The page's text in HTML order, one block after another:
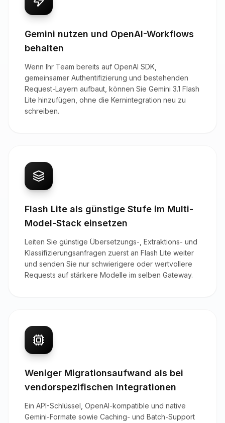
Gemini nutzen und OpenAI-Workflows
behalten
Wenn Ihr Team bereits auf OpenAI SDK,
gemeinsamer Authentifizierung und bestehenden
Request-Layern aufbaut, können Sie Gemini 3.1 Flash
Lite hinzufügen, ohne die Kernintegration neu zu
schreiben.
Flash Lite als günstige Stufe im Multi-
Model-Stack einsetzen
Leiten Sie günstige Übersetzungs-, Extraktions- und
Klassifizierungsanfragen zuerst an Flash Lite weiter
und senden Sie nur schwierigere oder wertvollere
Requests auf stärkere Modelle im selben Gateway.
Weniger Migrationsaufwand als bei
vendorspezifischen Integrationen
Ein API-Schlüssel, OpenAI-kompatible und native
Gemini-Formate sowie Caching- und Batch-Support